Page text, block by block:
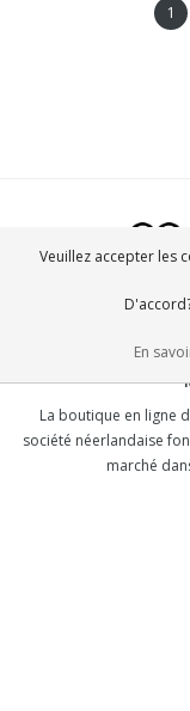
1
La boutique en ligne
société néerlandaise
marché
Veuillez accepter les
En